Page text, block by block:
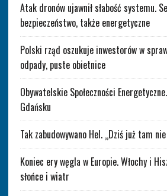
Atak dronów ujawnił słabość systemu.
bezpieczeństwo, także energetyczne
Polski rząd oszukuje inwestorów w
odpady, puste obietnice
Obywatelskie Społeczności
Gdańsku
Tak zabudowywano Hel. „Dziś już tam
Koniec ery węgla w Europie. Włochy i
słońce i wiatr